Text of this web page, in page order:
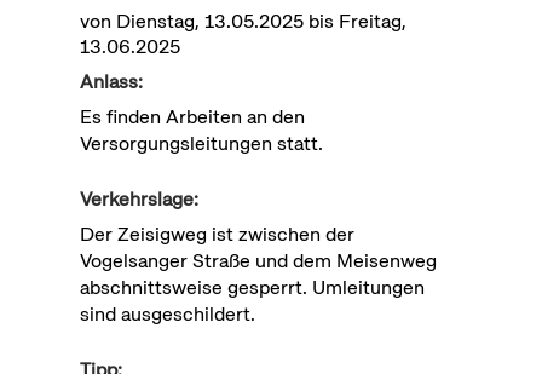
von Dienstag, 13.05.2025 bis Freitag,
13.06.2025
Anlass:
Es finden Arbeiten an den
Versorgungsleitungen statt.
Verkehrslage:
Der Zeisigweg ist zwischen der
Vogelsanger Straße und dem Meisenweg
abschnittsweise gesperrt. Umleitungen
sind ausgeschildert.